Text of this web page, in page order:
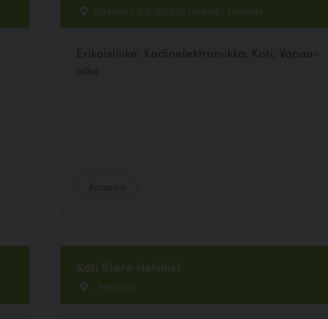
Itäkatu 1-5 B, 00930 Helsinki, Helsinki
Erikoisliiike: Kodinelektroniikka, Koti, Vapaa-
aika
Koti Store Helsinki
, Helsinki